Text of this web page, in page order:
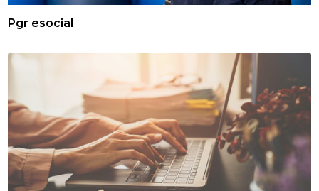
Pgr esocial